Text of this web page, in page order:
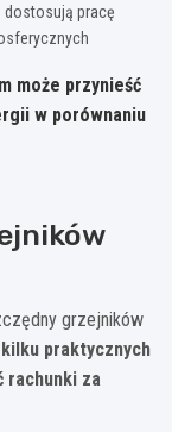
pracę
może przynieść
w porównaniu
grzejników
praktycznych
rachunki za